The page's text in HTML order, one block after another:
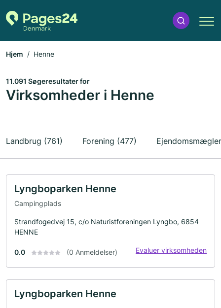
Hjem Henne
11.091 Søgeresultater for
Virksomheder i Henne
Landbrug (761) Forening (477)
Lyngboparken Henne
Campingplads
Strandfogedvej 15, c/o Naturistforeningen Lyngbo, 6854
HENNE
0.0 (0 Anmeldelser) Evaluer virksomheden
Lyngboparken Henne